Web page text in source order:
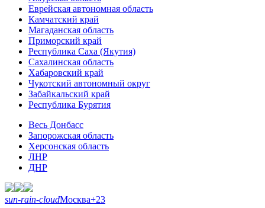
Еврейская автономная область
Камчатский край
Магаданская область
Приморский край
Республика Саха (Якутия)
Сахалинская область
Хабаровский край
Чукотский автономный округ
Забайкальский край
Республика Бурятия
Весь Донбасс
Запорожская область
Херсонская область
ЛНР
ДНР
sun-rain-cloudМосква+23